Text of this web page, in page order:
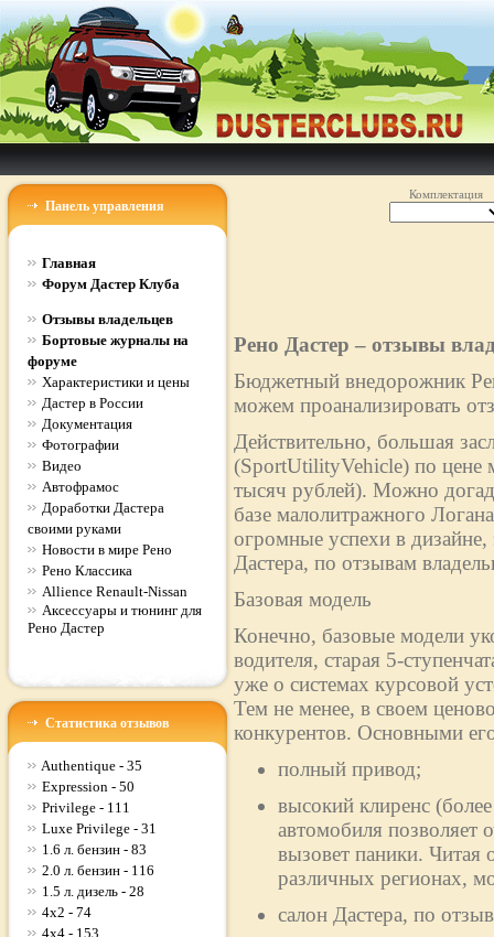
Панель управления
Главная
Форум Дастер Клуба
Отзывы владельцев
Бортовые журналы на
форуме
Характеристики и цены
Дастер в России
Документация
Фотографии
Видео
Автофрамос
Доработки Дастера
своими руками
Новости в мире Рено
Рено Классика
Allience Renault-Nissan
Аксессуары и тюнинг для
Рено Дастер
Статистика отзывов
Authentique - 35
Expression - 50
Privilege - 111
Luxe Privilege - 31
1.6 л. бензин - 83
2.0 л. бензин - 116
1.5 л. дизель - 28
4x2 - 74
4x4 - 153
Комплектация
Рено Дастер – отзывы
Бюджетный внедорожник
можем проанализировать
Действительно, большая
(SportUtilityVehicle) по цене
тысяч рублей). Можно
базе малолитражного
огромные успехи в
Дастера, по отзывам
Базовая модель
Конечно, базовые модели
водителя, старая 5-
уже о системах курсовой
Тем не менее, в своем
конкурентов. Основными
полный привод;
высокий клиренс
автомобиля позволяет
вызовет паники. Читая
различных регионах,
салон Дастера, по